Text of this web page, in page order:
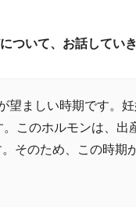
ついて、お話していき
望ましい時期です。
このホルモンは、出
そのため、この時期